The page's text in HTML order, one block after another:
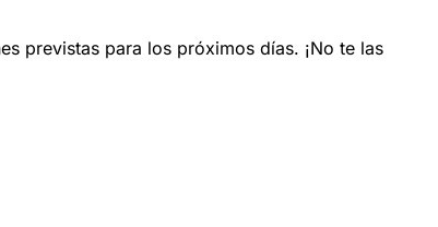
previstas para los próximos días. ¡No te las